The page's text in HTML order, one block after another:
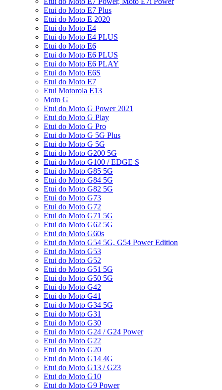
Etui do Moto E7 Plus
Etui do Moto E 2020
Etui do Moto E4
Etui do Moto E4 PLUS
Etui do Moto E6
Etui do Moto E6 PLUS
Etui do Moto E6 PLAY
Etui do Moto E6S
Etui do Moto E7
Etui Motorola E13
Moto G
Etui do Moto G Power 2021
Etui do Moto G Play
Etui do Moto G Pro
Etui do Moto G 5G Plus
Etui do Moto G 5G
Etui do Moto G200 5G
Etui do Moto G100 / EDGE S
Etui do Moto G85 5G
Etui do Moto G84 5G
Etui do Moto G82 5G
Etui do Moto G73
Etui do Moto G72
Etui do Moto G71 5G
Etui do Moto G62 5G
Etui do Moto G60s
Etui do Moto G54 5G, G54 Power Edition
Etui do Moto G53
Etui do Moto G52
Etui do Moto G51 5G
Etui do Moto G50 5G
Etui do Moto G42
Etui do Moto G41
Etui do Moto G34 5G
Etui do Moto G31
Etui do Moto G30
Etui do Moto G24 / G24 Power
Etui do Moto G22
Etui do Moto G20
Etui do Moto G14 4G
Etui do Moto G13 / G23
Etui do Moto G10
Etui do Moto G9 Power